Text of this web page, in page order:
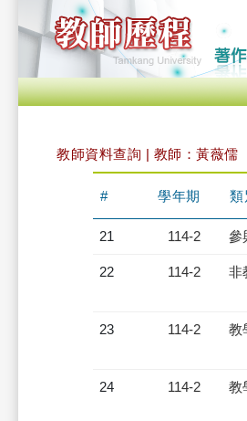
教師資料查詢 | 教師：黃薇儒
# 學年期 類
21 114-2 參
22 114-2 非
23 114-2 教
24 114-2 教